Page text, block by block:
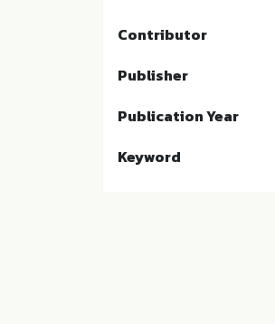
Contributor
Publisher
Publication Year
Keyword